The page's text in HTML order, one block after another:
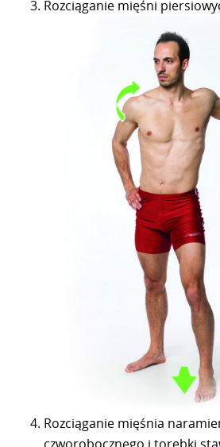
Rozciąganie mięśni
Rozciąganie mięśnia